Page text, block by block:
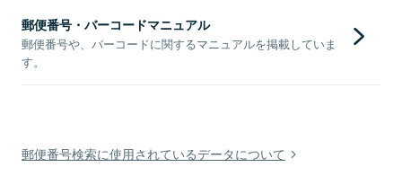
郵便番号・バーコードマニュアル
郵便番号や、バーコードに関するマニュアルを掲載していま
す。
郵便番号検索に使用されているデータについて